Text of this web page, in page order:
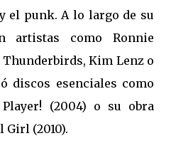
el punk. A lo largo de su
artistas como Ronnie
Thunderbirds, Kim Lenz o
discos esenciales como
(2004) o su obra
Girl (2010).